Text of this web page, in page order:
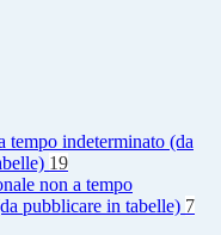
tempo indeterminato (da
19
non a tempo
pubblicare in tabelle) 7